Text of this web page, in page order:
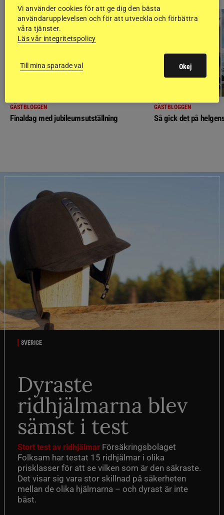
GÄSTBLOGGEN
Finaldag med jubileumsutställning
GÄSTBLOGGEN
Så gick det på
SVERIGE
Dyraste
ridhjälmarna blev
sämst i test
Stort test av ridhjälmar Försäkringsbolaget
Folksam har testat 15 ridhjälmar i olika
prisklasser för att se vilken som är den säkraste.
Det visar sig vara stor skillnad på säkerheten
mellan de olika hjälmarna – och dyrast är inte
bäst.
Vi använder cookies för att ge dig den bästa
användarupplevelsen och för att utveckla och förbättra
våra tjänster.
Läs vår integritetspolicy
Till mina sparade val Okej